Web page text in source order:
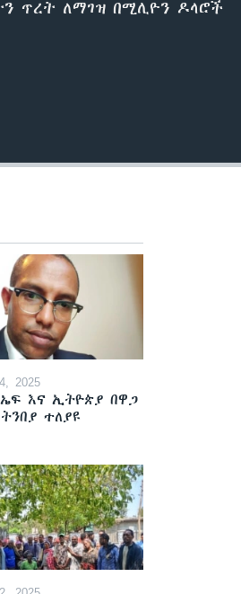
ጥረት ለማገዝ በሚሊዮን ዶላሮች
2025
እና ኢትዮጵያ በዋጋ
ተለያዩ